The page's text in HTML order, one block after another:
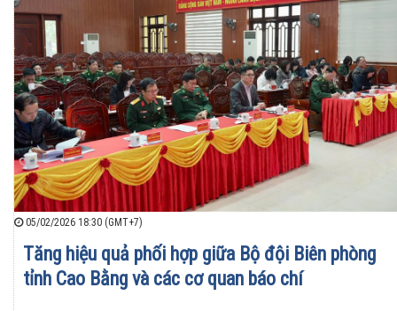
05/02/2026 18:30 (GMT+7)
Tăng hiệu quả phối hợp giữa Bộ đội Biên phòng
tỉnh Cao Bằng và các cơ quan báo chí